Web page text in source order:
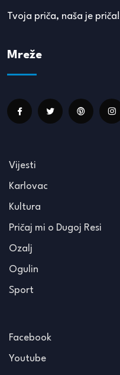
Tvoja priča, naša je priča!
Mreže
Vijesti
Karlovac
Kultura
Pričaj mi o Dugoj Resi
Ozalj
Ogulin
Sport
Facebook
Youtube